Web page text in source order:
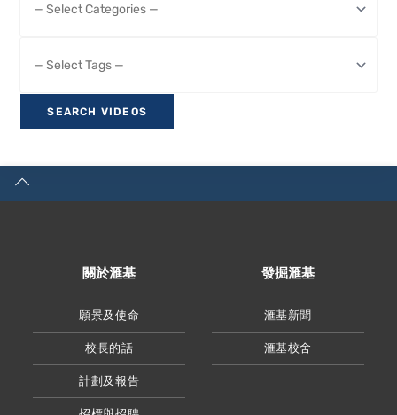
關於滙基
願景及使命
校長的話
計劃及報告
發掘滙基
滙基新聞
滙基校舍